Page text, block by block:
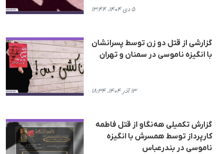
۵ دی ۱۴۰۴، ۱۳:۴۴
گزارشی از قتل دو زن توسط پسرانشان
با انگیزە ناموسی در سمنان و تهران
۱۳ آذر ۱۴۰۴، ۱۸:۳۴
گزارش تکمیلی هه‌نگاو از قتل فاطمە
کارپرداز توسط همسرش با انگیزە
ناموسی در بندرعباس